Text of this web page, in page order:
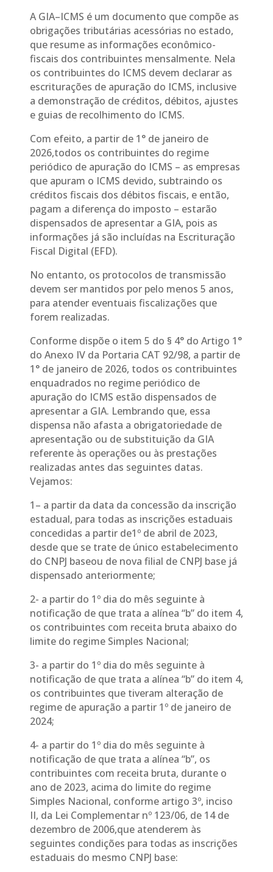
A GIA–ICMS é um documento que compõe as
obrigações tributárias acessórias no estado,
que resume as informações econômico-
fiscais dos contribuintes mensalmente. Nela
os contribuintes do ICMS devem declarar as
escriturações de apuração do ICMS, inclusive
a demonstração de créditos, débitos, ajustes
e guias de recolhimento do ICMS.
Com efeito, a partir de 1° de janeiro de
2026,todos os contribuintes do regime
periódico de apuração do ICMS – as empresas
que apuram o ICMS devido, subtraindo os
créditos fiscais dos débitos fiscais, e então,
pagam a diferença do imposto – estarão
dispensados de apresentar a GIA, pois as
informações já são incluídas na Escrituração
Fiscal Digital (EFD).
No entanto, os protocolos de transmissão
devem ser mantidos por pelo menos 5 anos,
para atender eventuais fiscalizações que
forem realizadas.
Conforme dispõe o item 5 do § 4° do Artigo 1°
do Anexo IV da Portaria CAT 92/98, a partir de
1° de janeiro de 2026, todos os contribuintes
enquadrados no regime periódico de
apuração do ICMS estão dispensados de
apresentar a GIA. Lembrando que, essa
dispensa não afasta a obrigatoriedade de
apresentação ou de substituição da GIA
referente às operações ou às prestações
realizadas antes das seguintes datas.
Vejamos:
1– a partir da data da concessão da inscrição
estadual, para todas as inscrições estaduais
concedidas a partir de1º de abril de 2023,
desde que se trate de único estabelecimento
do CNPJ baseou de nova filial de CNPJ base já
dispensado anteriormente;
2- a partir do 1º dia do mês seguinte à
notificação de que trata a alínea “b” do item 4,
os contribuintes com receita bruta abaixo do
limite do regime Simples Nacional;
​3- a partir do 1º dia do mês seguinte à
notificação de que trata a alínea “b” do item 4,
os contribuintes que tiveram alteração de
regime de apuração a partir 1º de janeiro de
2024;
4- a partir do 1º dia do mês seguinte à
notificação de que trata a alínea “b”, os
contribuintes com receita bruta, durante o
ano de 2023, acima do limite do regime
Simples Nacional, conforme artigo 3º, inciso
II, da Lei Complementar nº 123/06, de 14 de
dezembro de 2006,que atenderem às
seguintes condições para todas as inscrições
estaduais do mesmo CNPJ base: